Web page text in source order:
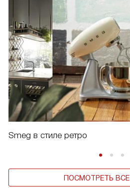
Smeg в стиле ретро
ПОСМОТРЕТЬ ВСЕ